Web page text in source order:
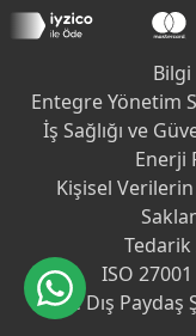
Entegre Yönetim
İş Sağlığı ve
Enerji
Kişisel
Tedarik
ISO
İç ve Dış